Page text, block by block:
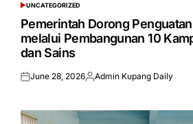
POSTED
IN
UNCATEGORIZED
Pemerintah Dorong
melalui Pembangunan 10
dan Sains
Posted
June 28, 2026Posted
Admin Kupang Daily